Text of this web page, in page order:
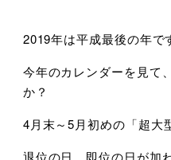
2019年は平成最後の年で
今年のカレンダーを見て
か？
4月末～5月初めの「超大
退位の日、即位の日が加